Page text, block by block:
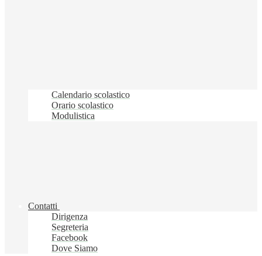
Calendario scolastico
Orario scolastico
Modulistica
Contatti
Dirigenza
Segreteria
Facebook
Dove Siamo